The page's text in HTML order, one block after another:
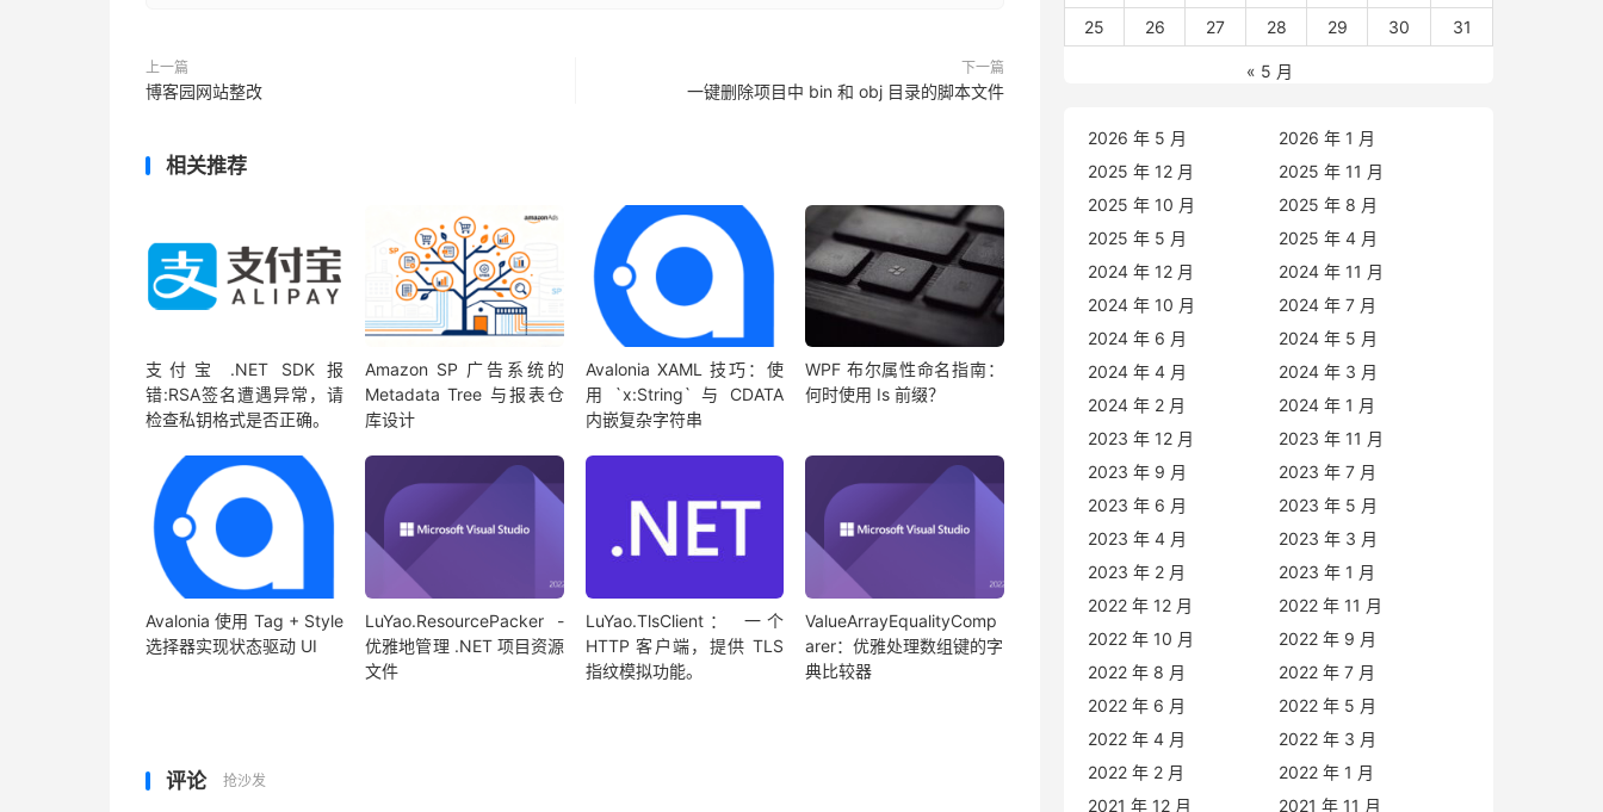
上一篇
博客园网站整改
下一篇
一键删除项目中 bin 和 obj 目录的脚本文件
相关推荐
支付宝 .NET SDK 报
错:RSA签名遭遇异常，请
检查私钥格式是否正确。
Amazon SP 广告系统的
Metadata Tree 与报表仓
库设计
Avalonia XAML 技巧：使
用 `x:String` 与 CDATA
内嵌复杂字符串
WPF 布尔属性命名指南：
何时使用 Is 前缀？
Avalonia 使用 Tag + Style
选择器实现状态驱动 UI
LuYao.ResourcePacker -
优雅地管理 .NET 项目资源
文件
LuYao.TlsClient： 一个
HTTP 客户端，提供 TLS
指纹模拟功能。
ValueArrayEqualityComp
arer：优雅处理数组键的字
典比较器
评论 抢沙发
25
26 27 28 29 30 31
« 5 月
2026 年 5 月
2026 年 1 月
2025 年 12 月
2025 年 11 月
2025 年 10 月
2025 年 8 月
2025 年 5 月
2025 年 4 月
2024 年 12 月
2024 年 11 月
2024 年 10 月
2024 年 7 月
2024 年 6 月
2024 年 5 月
2024 年 4 月
2024 年 3 月
2024 年 2 月
2024 年 1 月
2023 年 12 月
2023 年 11 月
2023 年 9 月
2023 年 7 月
2023 年 6 月
2023 年 5 月
2023 年 4 月
2023 年 3 月
2023 年 2 月
2023 年 1 月
2022 年 12 月
2022 年 11 月
2022 年 10 月
2022 年 9 月
2022 年 8 月
2022 年 7 月
2022 年 6 月
2022 年 5 月
2022 年 4 月
2022 年 3 月
2022 年 2 月
2022 年 1 月
2021 年 12 月
2021 年 11 月